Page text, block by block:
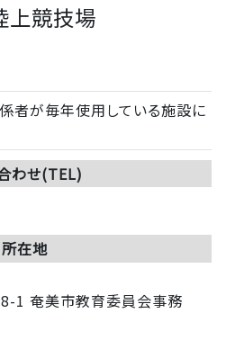
競技場
者が毎年使用している施設に
わせ(TEL)
所在地
1 奄美市教育委員会事務